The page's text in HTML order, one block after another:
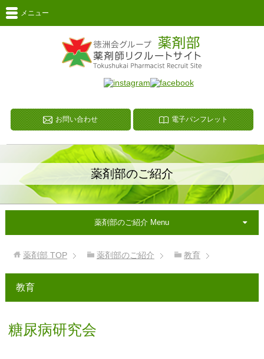
メニュー
お問い合わせ 電子パンフレット
薬剤部のご紹介
薬剤部 TOP 薬剤部のご紹介 教育
教育
糖尿病研究会
薬剤部のご紹介 Menu